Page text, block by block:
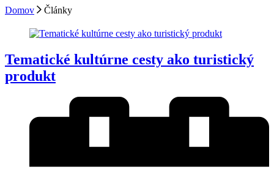
Domov Články
Tematické kultúrne cesty ako turistický
produkt